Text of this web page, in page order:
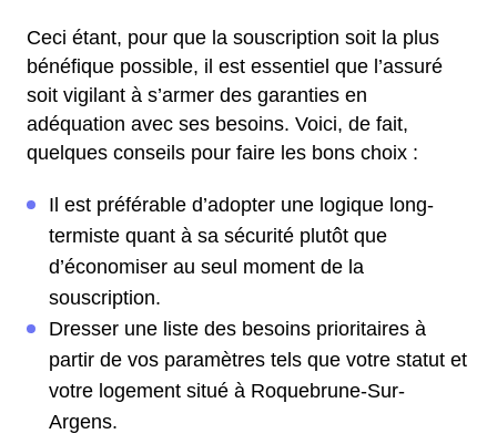
Ceci étant, pour que la souscription soit la plus
bénéfique possible, il est essentiel que l’assuré
soit vigilant à s’armer des garanties en
adéquation avec ses besoins. Voici, de fait,
quelques conseils pour faire les bons choix :
Il est préférable d’adopter une logique long-
termiste quant à sa sécurité plutôt que
d’économiser au seul moment de la
souscription.
Dresser une liste des besoins prioritaires à
partir de vos paramètres tels que votre statut et
votre logement situé à Roquebrune-Sur-
Argens.